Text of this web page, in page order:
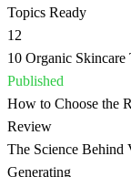
Topics Ready
12
10 Organic Skincare
Published
How to Choose the
Review
The Science Behind
Generating